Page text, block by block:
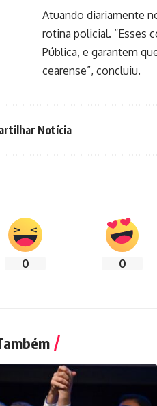
Atuando diariamente
rotina policial. “Esses
Pública, e garantem
cearense”, concluiu.
Notícia
0 0